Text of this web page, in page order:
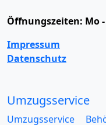
Öffnungszeiten: Mo
Impressum
Datenschutz
Umzugsservice
Umzugsservice